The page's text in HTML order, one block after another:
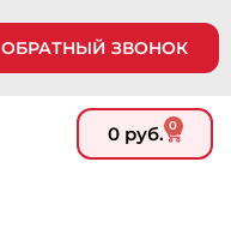
ОБРАТНЫЙ ЗВОНОК
0 руб. 0